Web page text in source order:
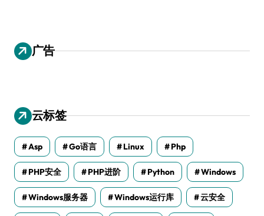
广告
云标签
Asp Go语言 Linux Php
PHP安全 PHP进阶 Python Windows
Windows服务器 Windows运行库 云安全